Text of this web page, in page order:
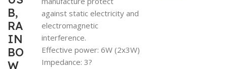
B,
RA
IN
BO
W
against static electricity and
electromagnetic
interference.
Effective power: 6W (2x3W)
Impedance: 3?